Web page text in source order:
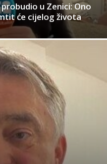
u Zenici: Ono
će cijelog života